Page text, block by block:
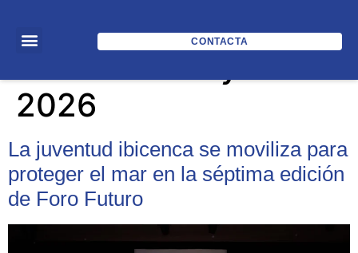
CONTACTA
2026
La juventud ibicenca se moviliza para
proteger el mar en la séptima edición
de Foro Futuro